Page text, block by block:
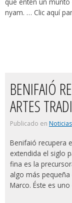
nyam. … Clic aquí
BENIFAIÓ
ARTES
Publicado en Noticias
Benifaió recupera
extendida el siglo
fina es la
algo más
Marco. Éste es